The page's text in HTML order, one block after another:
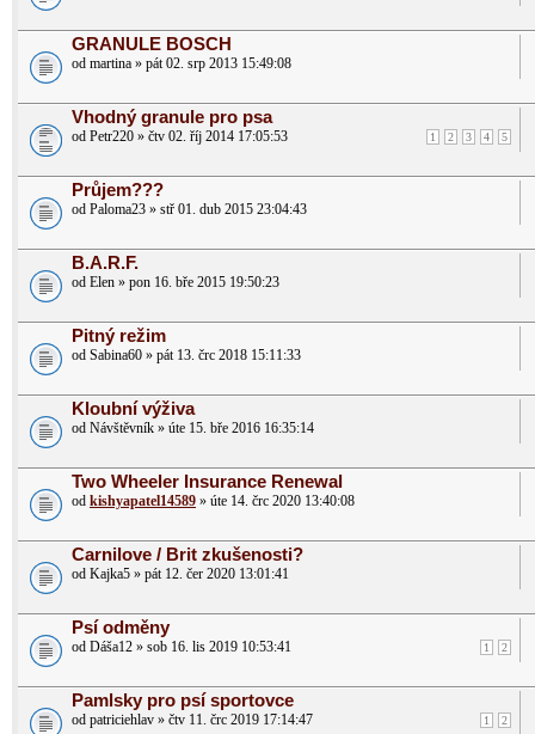
GRANULE BOSCH
od martina » pát 02. srp 2013 15:49:08
Vhodný granule pro psa
1 2 3 4 5
od Petr220 » čtv 02. říj 2014 17:05:53
Průjem???
od Paloma23 » stř 01. dub 2015 23:04:43
B.A.R.F.
od Elen » pon 16. bře 2015 19:50:23
Pitný režim
od Sabina60 » pát 13. črc 2018 15:11:33
Kloubní výživa
od Návštěvník » úte 15. bře 2016 16:35:14
Two Wheeler Insurance Renewal
od kishyapatel14589 » úte 14. črc 2020 13:40:08
Carnilove / Brit zkušenosti?
od Kajka5 » pát 12. čer 2020 13:01:41
Psí odměny
1 2
od Dáša12 » sob 16. lis 2019 10:53:41
Pamlsky pro psí sportovce
1 2
od patriciehlav » čtv 11. črc 2019 17:14:47